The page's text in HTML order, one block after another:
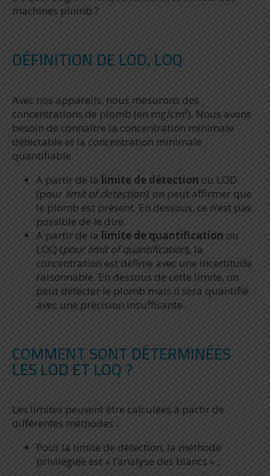
machines plomb ?
DÉFINITION DE LOD, LOQ
Avec nos appareils, nous mesurons des
concentrations de plomb (en mg/cm²). Nous avons
besoin de connaître la concentration minimale
détectable et la concentration minimale
quantifiable.
A partir de la limite de détection ou LOD
(pour limit of detection), on peut affirmer que
le plomb est présent. En dessous, ce n’est pas
possible de le dire.
A partir de la limite de quantification ou
LOQ (pour limit of quantification), la
concentration est définie avec une incertitude
raisonnable. En dessous de cette limite, on
peut détecter le plomb mais il sera quantifié
avec une précision insuffisante.
COMMENT SONT DÉTERMINÉES
LES LOD ET LOQ ?
Les limites peuvent être calculées à partir de
différentes méthodes :
Pour la limite de détection, la méthode
privilégiée est « l’analyse des blancs » ;